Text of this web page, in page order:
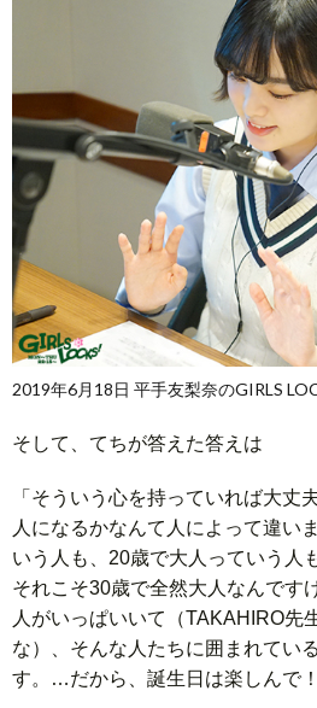
2019年6月18日 平手友梨奈のGIRLS
そして、てちが答えた答えは
「そういう心を持っていれば大丈
人になるかなんて人によって違い
いう人も、20歳で大人っていう人
それこそ30歳で全然大人なんです
人がいっぱいいて（TAKAHIRO先
な）、そんな人たちに囲まれてい
す。…だから、誕生日は楽しんで！